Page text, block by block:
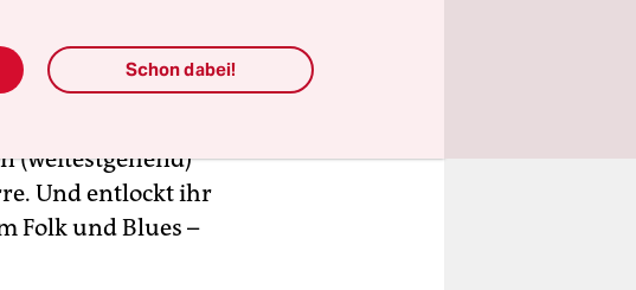
wie
(weitestgehend)
Und entlockt ihr
Folk und Blues –
Schon dabei!